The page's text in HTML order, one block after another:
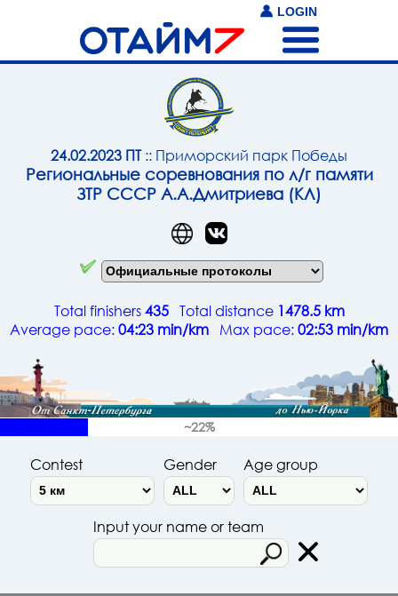
LOGIN
24.02.2023 ПТ:: Приморский парк Победы
Региональные соревнования по л/г памяти
ЗТР СССР А.А.Дмитриева (КЛ)
Total finishers435Total distance 1478.5 km
Average pace:04:23 min/km Max pace:02:53 min/km
~22%
Contest Gender Age group
Input your name or team